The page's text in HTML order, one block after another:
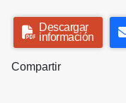
Descargar
información
Compartir